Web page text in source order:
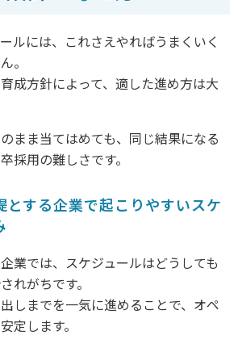
ルには、これさえやればうまくいく
。
成方針によって、適した進め方は大
まま当てはめても、同じ結果になる
採用の難しさです。
とする企業で起こりやすいスケ
業では、スケジュールはどうしても
れがちです。
しまでを一気に進めることで、オペ
定します。